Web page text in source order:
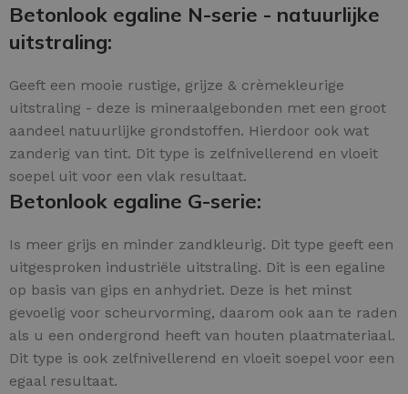
Betonlook egaline N-serie - natuurlijke
uitstraling:
Geeft een mooie rustige, grijze & crèmekleurige
uitstraling - deze is mineraalgebonden met een groot
aandeel natuurlijke grondstoffen. Hierdoor ook wat
zanderig van tint. Dit type is zelfnivellerend en vloeit
soepel uit voor een vlak resultaat.
Betonlook egaline G-serie:
Is meer grijs en minder zandkleurig. Dit type geeft een
uitgesproken industriële uitstraling. Dit is een egaline
op basis van gips en anhydriet. Deze is het minst
gevoelig voor scheurvorming, daarom ook aan te raden
als u een ondergrond heeft van houten plaatmateriaal.
Dit type is ook zelfnivellerend en vloeit soepel voor een
egaal resultaat.